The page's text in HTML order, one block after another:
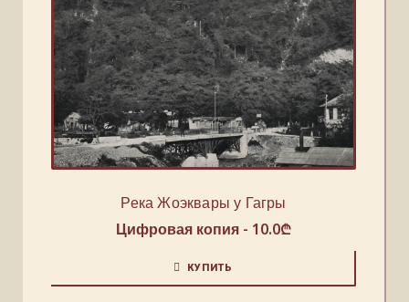
Река Жоэквары у Гагры
Цифровая копия - 10.0₾
КУПИТЬ